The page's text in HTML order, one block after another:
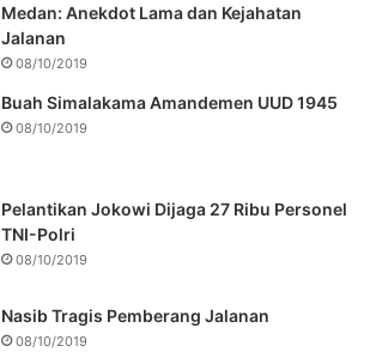
Medan: Anekdot Lama dan Kejahatan
Jalanan
08/10/2019
Buah Simalakama Amandemen UUD 1945
08/10/2019
Pelantikan Jokowi Dijaga 27 Ribu Personel
TNI-Polri
08/10/2019
Nasib Tragis Pemberang Jalanan
08/10/2019